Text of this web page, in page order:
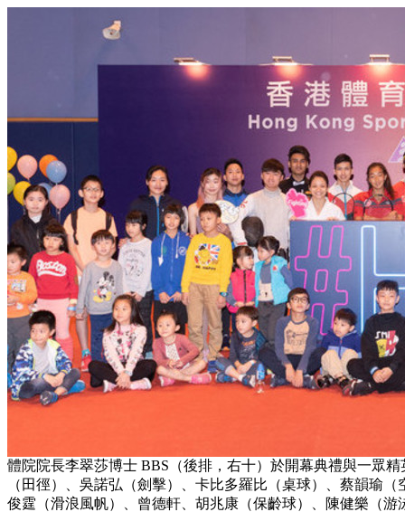
體院院長李翠莎博士 BBS（後排，右十）於開幕典禮與一眾
（田徑）、吳諾弘（劍擊）、卡比多羅比（桌球）、蔡韻瑜
俊霆（滑浪風帆）、曾德軒、胡兆康（保齡球）、陳健樂（